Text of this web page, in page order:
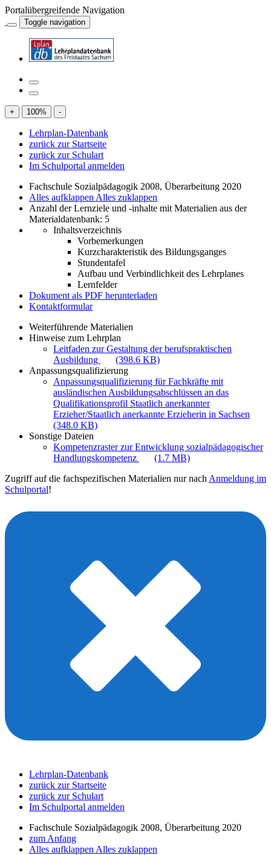
Portalübergreifende Navigation
Toggle navigation
+ 100% -
Lehrplan-Datenbank
zurück zur Startseite
zurück zur Schulart
Im Schulportal anmelden
Fachschule Sozialpädagogik 2008, Überarbeitung 2020
Alles aufklappen Alles zuklappen
Anzahl der Lernziele und -inhalte mit Materialien aus der
Materialdatenbank: 5
Inhaltsverzeichnis
Vorbemerkungen
Kurzcharakteristik des Bildungsganges
Stundentafel
Aufbau und Verbindlichkeit des Lehrplanes
Lernfelder
Dokument als PDF herunterladen
Kontaktformular
Weiterführende Materialien
Hinweise zum Lehrplan
Leitfaden zur Gestaltung der berufspraktischen
Ausbildung
(398.6 KB)
Anpassungsqualifizierung
Anpassungsqualifizierung für Fachkräfte mit
ausländischen Ausbildungsabschlüssen an das
Qualifikationsprofil Staatlich anerkannter
Erzieher/Staatlich anerkannte Erzieherin in Sachsen
(348.0 KB)
Sonstige Dateien
Kompetenzraster zur Entwicklung sozialpädagogischer
Handlungskompetenz
(1.7 MB)
Zugriff auf die fachspezifischen Materialien nur nach Anmeldung im
Schulportal!
Lehrplan-Datenbank
zurück zur Startseite
zurück zur Schulart
Im Schulportal anmelden
Fachschule Sozialpädagogik 2008, Überarbeitung 2020
zum Anfang
Alles aufklappen Alles zuklappen